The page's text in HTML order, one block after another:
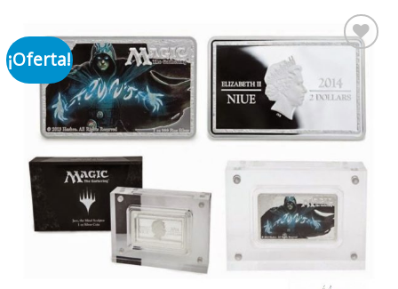
¡Oferta!
Añadir
lista de
deseos